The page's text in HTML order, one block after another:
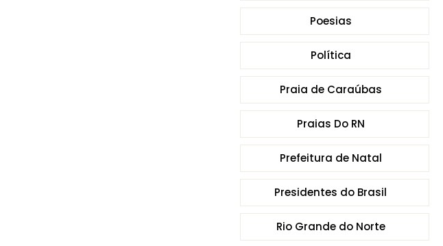
Poesias
Política
Praia de Caraúbas
Praias Do RN
Prefeitura de Natal
Presidentes do Brasil
Rio Grande do Norte